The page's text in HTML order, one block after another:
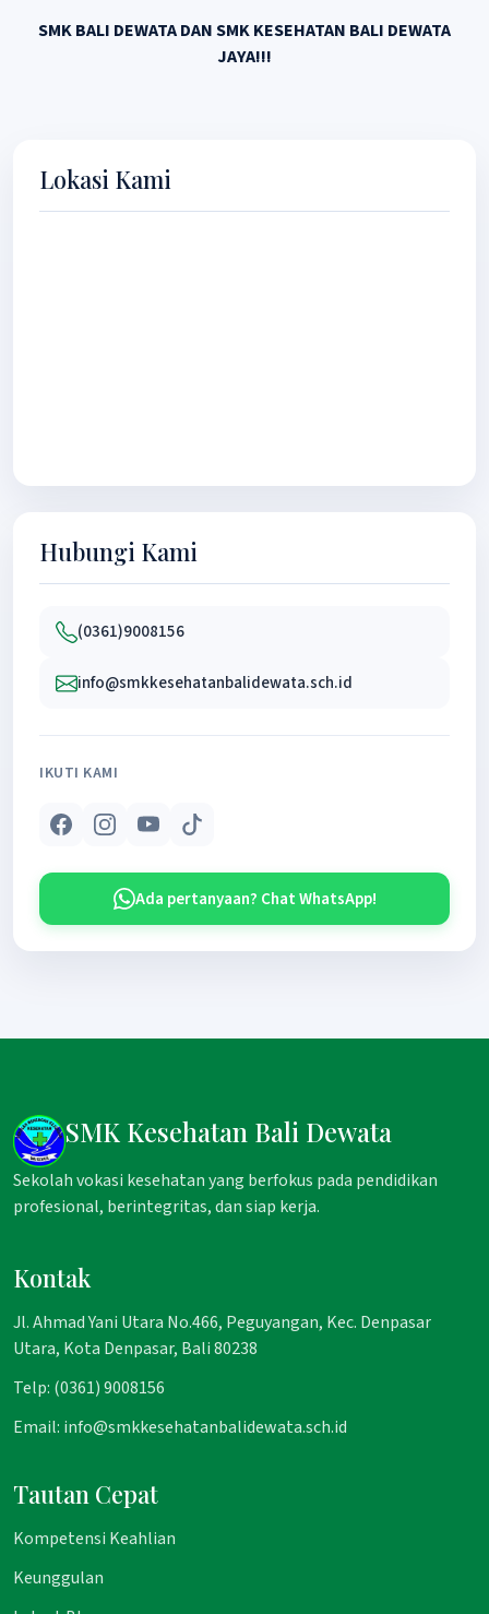
SMK BALI DEWATA DAN SMK KESEHATAN BALI DEWATA
JAYA!!!
Lokasi Kami
Hubungi Kami
(0361)9008156
info@smkkesehatanbalidewata.sch.id
IKUTI KAMI
Ada pertanyaan? Chat WhatsApp!
SMK Kesehatan Bali Dewata
Sekolah vokasi kesehatan yang berfokus pada pendidikan
profesional, berintegritas, dan siap kerja.
Kontak
Jl. Ahmad Yani Utara No.466, Peguyangan, Kec. Denpasar
Utara, Kota Denpasar, Bali 80238
Telp: (0361) 9008156
Email: info@smkkesehatanbalidewata.sch.id
Tautan Cepat
Kompetensi Keahlian
Keunggulan